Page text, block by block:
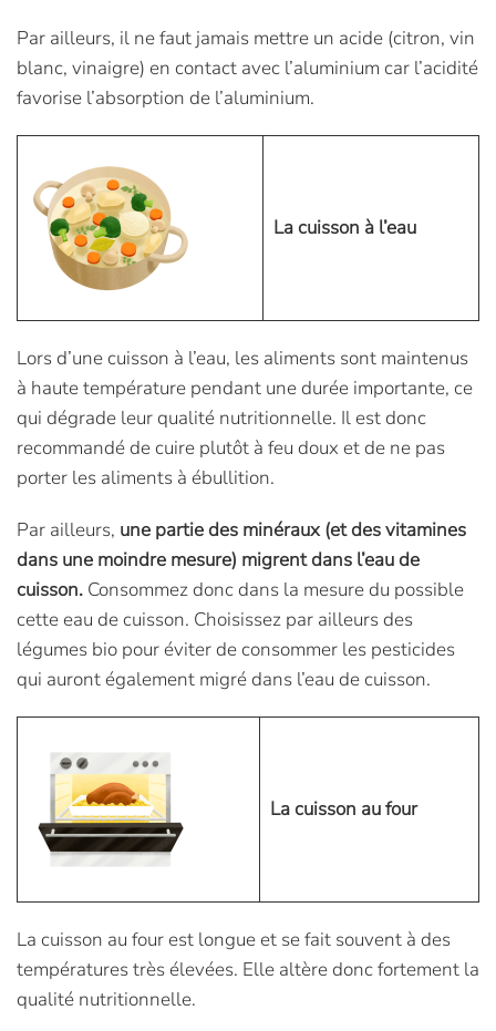
Par ailleurs, il ne faut jamais mettre un acide (citron, vin
blanc, vinaigre) en contact avec l’aluminium car l’acidité
favorise l’absorption de l’aluminium.
La cuisson à l’eau
Lors d’une cuisson à l’eau, les aliments sont maintenus
à haute température pendant une durée importante, ce
qui dégrade leur qualité nutritionnelle. Il est donc
recommandé de cuire plutôt à feu doux et de ne pas
porter les aliments à ébullition.
Par ailleurs, une partie des minéraux (et des vitamines
dans une moindre mesure) migrent dans l’eau de
cuisson. Consommez donc dans la mesure du possible
cette eau de cuisson. Choisissez par ailleurs des
légumes bio pour éviter de consommer les pesticides
qui auront également migré dans l’eau de cuisson.
La cuisson au four
La cuisson au four est longue et se fait souvent à des
températures très élevées. Elle altère donc fortement la
qualité nutritionnelle.